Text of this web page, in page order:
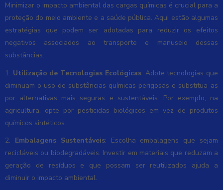
Minimizar o impacto ambiental das cargas químicas é crucial para a
proteção do meio ambiente e a saúde pública. Aqui estão algumas
estratégias que podem ser adotadas para reduzir os efeitos
negativos associados ao transporte e manuseio dessas
substâncias.
1. Utilização de Tecnologias Ecológicas: Adote tecnologias que
diminuam o uso de substâncias químicas perigosas e substitua-as
por alternativas mais seguras e sustentáveis. Por exemplo, na
agricultura, opte por pesticidas biológicos em vez de produtos
químicos sintéticos.
2. Embalagens Sustentáveis: Escolha embalagens que sejam
recicláveis ou biodegradáveis. Investir em materiais que reduzam a
geração de resíduos e que possam ser reutilizados ajuda a
diminuir o impacto ambiental.